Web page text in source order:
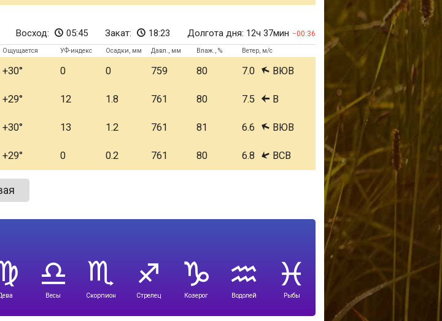
Восход: 05:45 Закат: 18:23 Долгота дня: 12ч 37мин 00:36
Ощущается УФ-индекс Осадки, мм Давл., мм Влаж., % Ветер, м/с
+30 0 0 759 80 7.0 ВЮВ
+29 12 1.8 761 80 7.5 В
+30 13 1.2 761 81 6.6 ВЮВ
+29 0 0.2 761 80 6.8 ВСВ
Весы Скорпион Стрелец Козерог Водолей Рыбы